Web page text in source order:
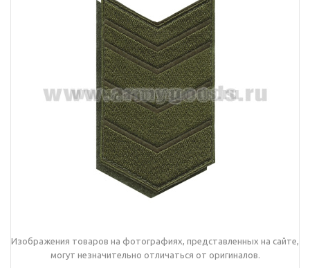
Изображения товаров на фотографиях, представленных на сайте,
могут незначительно отличаться от оригиналов.